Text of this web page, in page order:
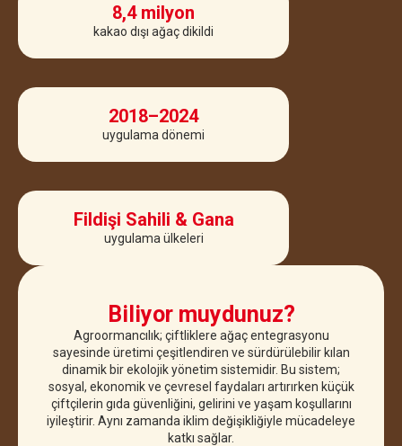
8,4 milyon
kakao dışı ağaç dikildi
2018–2024
uygulama dönemi
Fildişi Sahili & Gana
uygulama ülkeleri
Biliyor muydunuz?
Agroormancılık; çiftliklere ağaç entegrasyonu
sayesinde üretimi çeşitlendiren ve sürdürülebilir kılan
dinamik bir ekolojik yönetim sistemidir. Bu sistem;
sosyal, ekonomik ve çevresel faydaları artırırken küçük
çiftçilerin gıda güvenliğini, gelirini ve yaşam koşullarını
iyileştirir. Aynı zamanda iklim değişikliğiyle mücadeleye
katkı sağlar.